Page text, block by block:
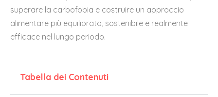
superare la carbofobia e costruire un approccio
alimentare più equilibrato, sostenibile e realmente
efficace nel lungo periodo.
Tabella dei Contenuti